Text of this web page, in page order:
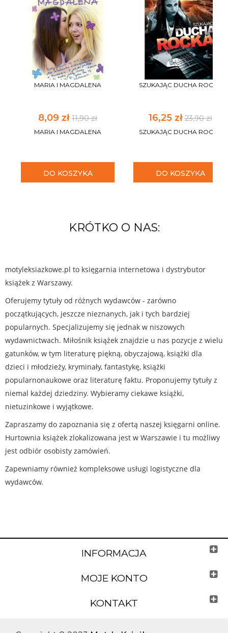
MARIA I MAGDALENA
8,09 zł 11,90 zł
MARIA I MAGDALENA
DO KOSZYKA
SZUKAJĄC DUCHA ROCKA
16,25 zł23,90 zł
SZUKAJĄC DUCHA ROCKA
DO KOSZYKA
KRÓTKO O NAS:
motyleksiazkowe.pl to księgarnia internetowa i dystrybutor
książek z Warszawy.
Oferujemy tytuły od różnych wydawców - zarówno
początkujących, jeszcze nieznanych, jak i tych bardziej
popularnych. Specjalizujemy się jednak w niszowych
wydawnictwach. Miłośnik książek znajdzie u nas pozycje z wielu
gatunków, w tym literaturę piękną, obyczajową, książki dla
dzieci i młodzieży, kryminały, fantastykę, książki
popularnonaukowe oraz literaturę faktu. Proponujemy tytuły z
niemal każdej dziedziny. Wybieramy ciekawe książki,
nietuzinkowe i wyjątkowe.
Zapraszamy do zapoznania się z ofertą naszej księgarni online.
Hurtownia książek zlokalizowana jest w Warszawie i tu możliwy
jest odbiór osobisty zamówień.
Zapewniamy również kompleksowe usługi logistyczne dla
wydawców.
INFORMACJA
MOJE KONTO
KONTAKT